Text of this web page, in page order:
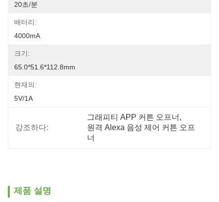
20초/분
배터리:
4000mA
크기:
65.0*51.6*112.8mm
현재의:
5V/1A
강조하다:
그래피티 APP 커튼 오프너 ,
원격 Alexa 음성 제어 커튼 오프
너
제품 설명